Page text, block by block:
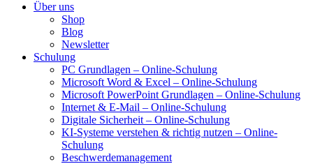
Über uns
Shop
Blog
Newsletter
Schulung
PC Grundlagen – Online-Schulung
Microsoft Word & Excel – Online-Schulung
Microsoft PowerPoint Grundlagen – Online-Schulung
Internet & E-Mail – Online-Schulung
Digitale Sicherheit – Online-Schulung
KI-Systeme verstehen & richtig nutzen – Online-
Schulung
Beschwerdemanagement